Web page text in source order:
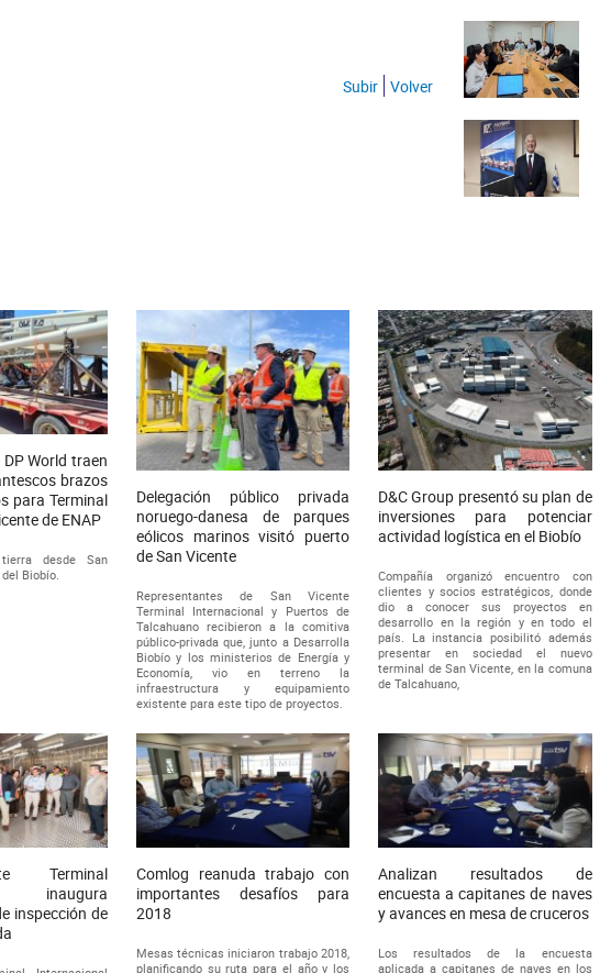
Subir Volver
World traen
brazos
para Terminal
de ENAP
desde San
Biobío.
Delegación público privada
noruego-danesa de parques
eólicos marinos visitó puerto
de San Vicente
Representantes de San Vicente
Terminal Internacional y Puertos de
Talcahuano recibieron a la comitiva
público-privada que, junto a Desarrolla
Biobío y los ministerios de Energía y
Economía, vio en terreno la
infraestructura y equipamiento
existente para este tipo de proyectos.
D&C Group presentó su plan de
inversiones para potenciar
actividad logística en el Biobío
Compañía organizó encuentro con
clientes y socios estratégicos, donde
dio a conocer sus proyectos en
desarrollo en la región y en todo el
país. La instancia posibilitó además
presentar en sociedad el nuevo
terminal de San Vicente, en la comuna
de Talcahuano,
Terminal
inaugura
inspección de
Comlog reanuda trabajo con
importantes desafíos para
2018
Mesas técnicas iniciaron trabajo 2018,
planificando su ruta para el año y los
Analizan resultados de
encuesta a capitanes de naves
y avances en mesa de cruceros
Los resultados de la encuesta
aplicada a capitanes de naves en los